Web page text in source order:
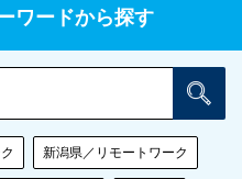
ワードから探す
新潟県／リモートワーク